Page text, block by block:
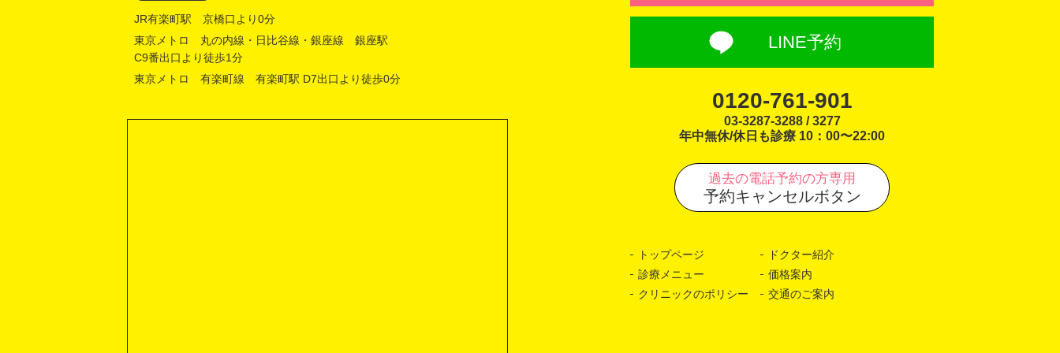
JR有楽町駅 京橋口より0分
東京メトロ 丸の内線・日比谷線・銀座線 銀座駅
C9番出口より徒歩1分
東京メトロ 有楽町線 有楽町駅 D7出口より徒歩0分
LINE予約
0120-761-901
03-3287-3288 / 3277
年中無休/休日も診療 10：00〜22:00
過去の電話予約の方専用
予約キャンセルボタン
トップページ
ドクター紹介
診療メニュー
価格案内
クリニックのポリシー
交通のご案内